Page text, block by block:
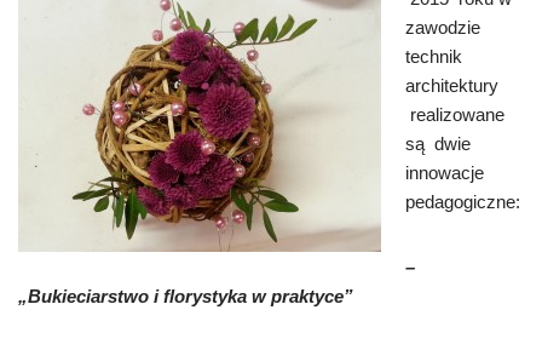
zawodzie
technik
architektury
realizowane
są dwie
innowacje
pedagogiczne:
–
„Bukieciarstwo i florystyka w praktyce”